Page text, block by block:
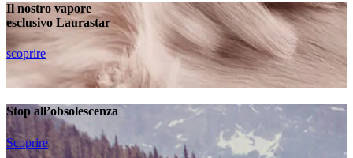
Il nostro vapore
esclusivo Laurastar
scoprire
Stop all’obsolescenza
Scoprire